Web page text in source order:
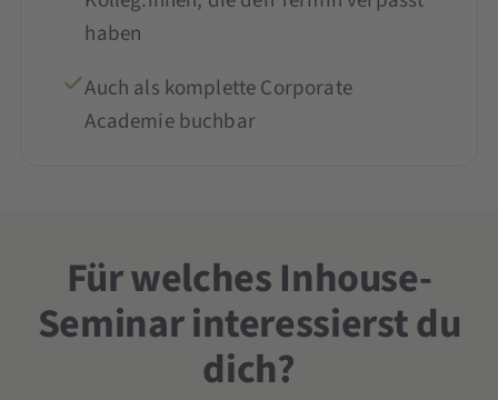
haben
Auch als komplette Corporate
Academie buchbar
Für welches Inhouse-
Seminar interessierst du
dich?